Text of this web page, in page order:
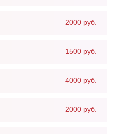
2000 руб.
1500 руб.
4000 руб.
2000 руб.